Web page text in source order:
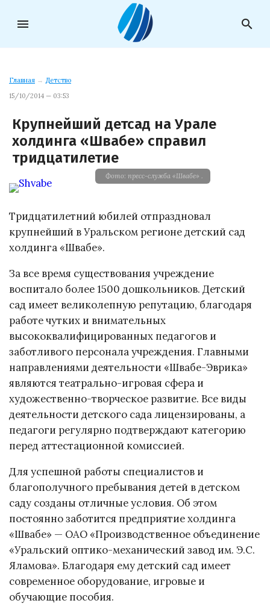
menu search
Главная → Детство
15/10/2014 — 03:53
Крупнейший детсад на Урале
холдинга «Швабе» справил
тридцатилетие
Фото: пресс-служба «Швабе» .
Тридцатилетний юбилей отпраздновал
крупнейший в Уральском регионе детский сад
холдинга «Швабе».
За все время существования учреждение
воспитало более 1500 дошкольников. Детский
сад имеет великолепную репутацию, благодаря
работе чутких и внимательных
высококвалифицированных педагогов и
заботливого персонала учреждения. Главными
направлениями деятельности «Швабе-Эврика»
являются театрально-игровая сфера и
художественно-творческое развитие. Все виды
деятельности детского сада лицензированы, а
педагоги регулярно подтверждают категорию
перед аттестационной комиссией.
Для успешной работы специалистов и
благополучного пребывания детей в детском
саду созданы отличные условия. Об этом
постоянно заботится предприятие холдинга
«Швабе» — ОАО «Производственное объединение
«Уральский оптико-механический завод им. Э.С.
Яламова». Благодаря ему детский сад имеет
современное оборудование, игровые и
обучающие пособия.